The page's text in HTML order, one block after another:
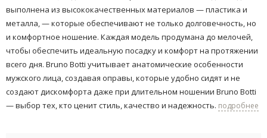
выполнена из высококачественных материалов — пластика и
металла, — которые обеспечивают не только долговечность, но
и комфортное ношение. Каждая модель продумана до мелочей,
чтобы обеспечить идеальную посадку и комфорт на протяжении
всего дня. Bruno Botti учитывает анатомические особенности
мужского лица, создавая оправы, которые удобно сидят и не
создают дискомфорта даже при длительном ношении Bruno Botti
— выбор тех, кто ценит стиль, качество и надежность. подробнее